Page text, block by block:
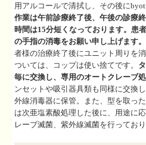
用アルコールで清拭し、 その後に
作業は午前診療終了後、午後の診療
時間は15分短くなっております。 患
の手指の消毒をお願い申し上げます。
者様の治療終了後にユニット周りを
ついては、
コップは使い捨てです。
毎に交換し、専用のオートクレーブ処
ンセットや吸引器具類も同様に交換し
外線消毒器に保管。また、型を取っ
は次亜塩素酸処理した後に、 用途に
レーブ滅菌、紫外線滅菌を行ってお